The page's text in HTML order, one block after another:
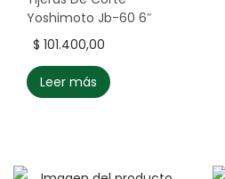
Yoshimoto Jb-60 6″
$ 101.400,00
Leer más